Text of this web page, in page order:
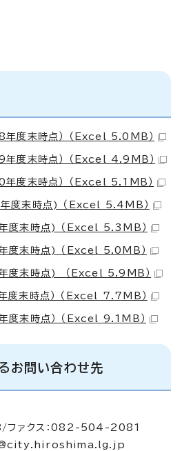
年度末時点） （Excel 5.0MB）
年度末時点） （Excel 4.9MB）
年度末時点） （Excel 5.1MB）
度末時点) （Excel 5.4MB）
度末時点) （Excel 5.3MB）
度末時点) （Excel 5.0MB）
度末時点) （Excel 5.9MB）
度末時点） （Excel 7.7MB）
度末時点） （Excel 9.1MB）
お問い合わせ先
ァクス：082-504-2081